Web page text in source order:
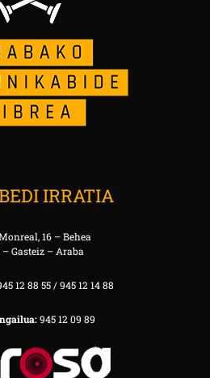
IRRATIA
16 – Behea
– Gasteiz – Araba
12 88 55 / 945 12 14 88
945 12 09 89